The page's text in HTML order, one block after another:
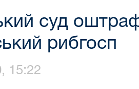
суд
рибгосп
15:22